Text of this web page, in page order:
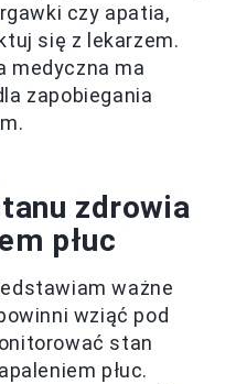
czy apatia,
się z lekarzem.
medyczna ma
zapobiegania
zdrowia
płuc
ważne
wziąć pod
stan
płuc.